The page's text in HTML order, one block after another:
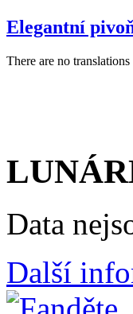
Elegantní
There are no
Data
Další